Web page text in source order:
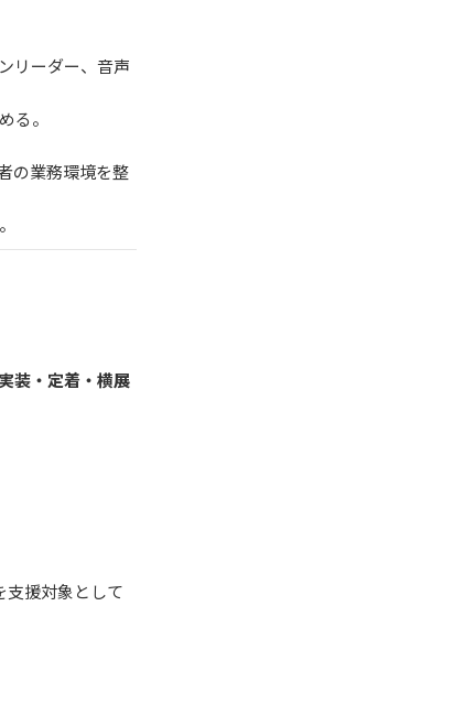
リーダー、音声
る。
の業務環境を整
装・定着・横展
支援対象として